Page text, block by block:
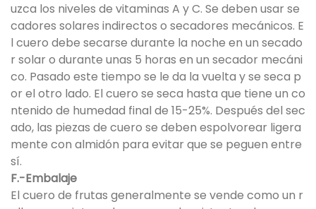
uzca los niveles de vitaminas A y C. Se deben usar se
cadores solares indirectos o secadores mecánicos. E
l cuero debe secarse durante la noche en un secado
r solar o durante unas 5 horas en un secador mecáni
co. Pasado este tiempo se le da la vuelta y se seca p
or el otro lado. El cuero se seca hasta que tiene un co
ntenido de humedad final de 15-25%. Después del sec
ado, las piezas de cuero se deben espolvorear ligera
mente con almidón para evitar que se peguen entre
sí.
F.-Embalaje
El cuero de frutas generalmente se vende como un r